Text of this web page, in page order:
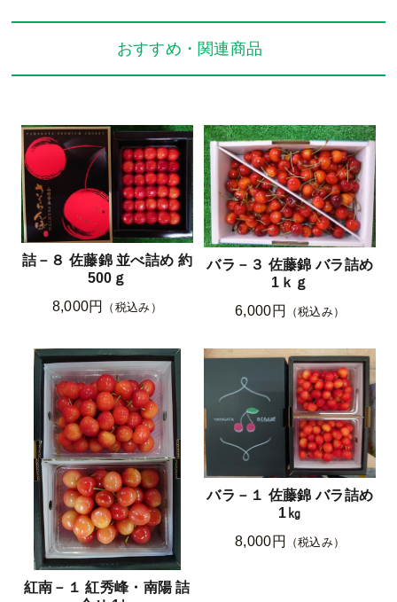
おすすめ・関連商品
詰－８ 佐藤錦 並べ詰め 約
500ｇ
8,000円
（税込み）
バラ－３ 佐藤錦 バラ詰め
1ｋｇ
6,000円
（税込み）
紅南－１ 紅秀峰・南陽 詰
バラ－１ 佐藤錦 バラ詰め
1㎏
8,000円
（税込み）